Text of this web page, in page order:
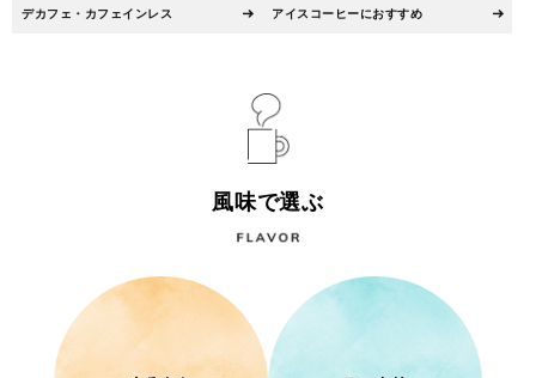
デカフェ・カフェインレス アイスコーヒーにおすすめ
風味で選ぶ